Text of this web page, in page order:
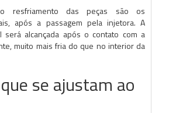
resfriamento das peças são os
após a passagem pela injetora. A
será alcançada após o contato com a
muito mais fria do que no interior da
se ajustam ao